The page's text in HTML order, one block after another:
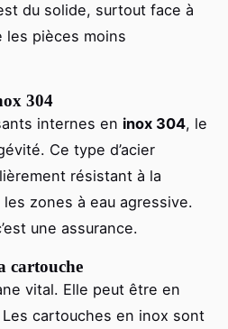
du solide, surtout face à
les pièces moins
304
internes en inox 304, le
Ce type d’acier
résistant à la
zones à eau agressive.
une assurance.
cartouche
vital. Elle peut être en
cartouches en inox sont